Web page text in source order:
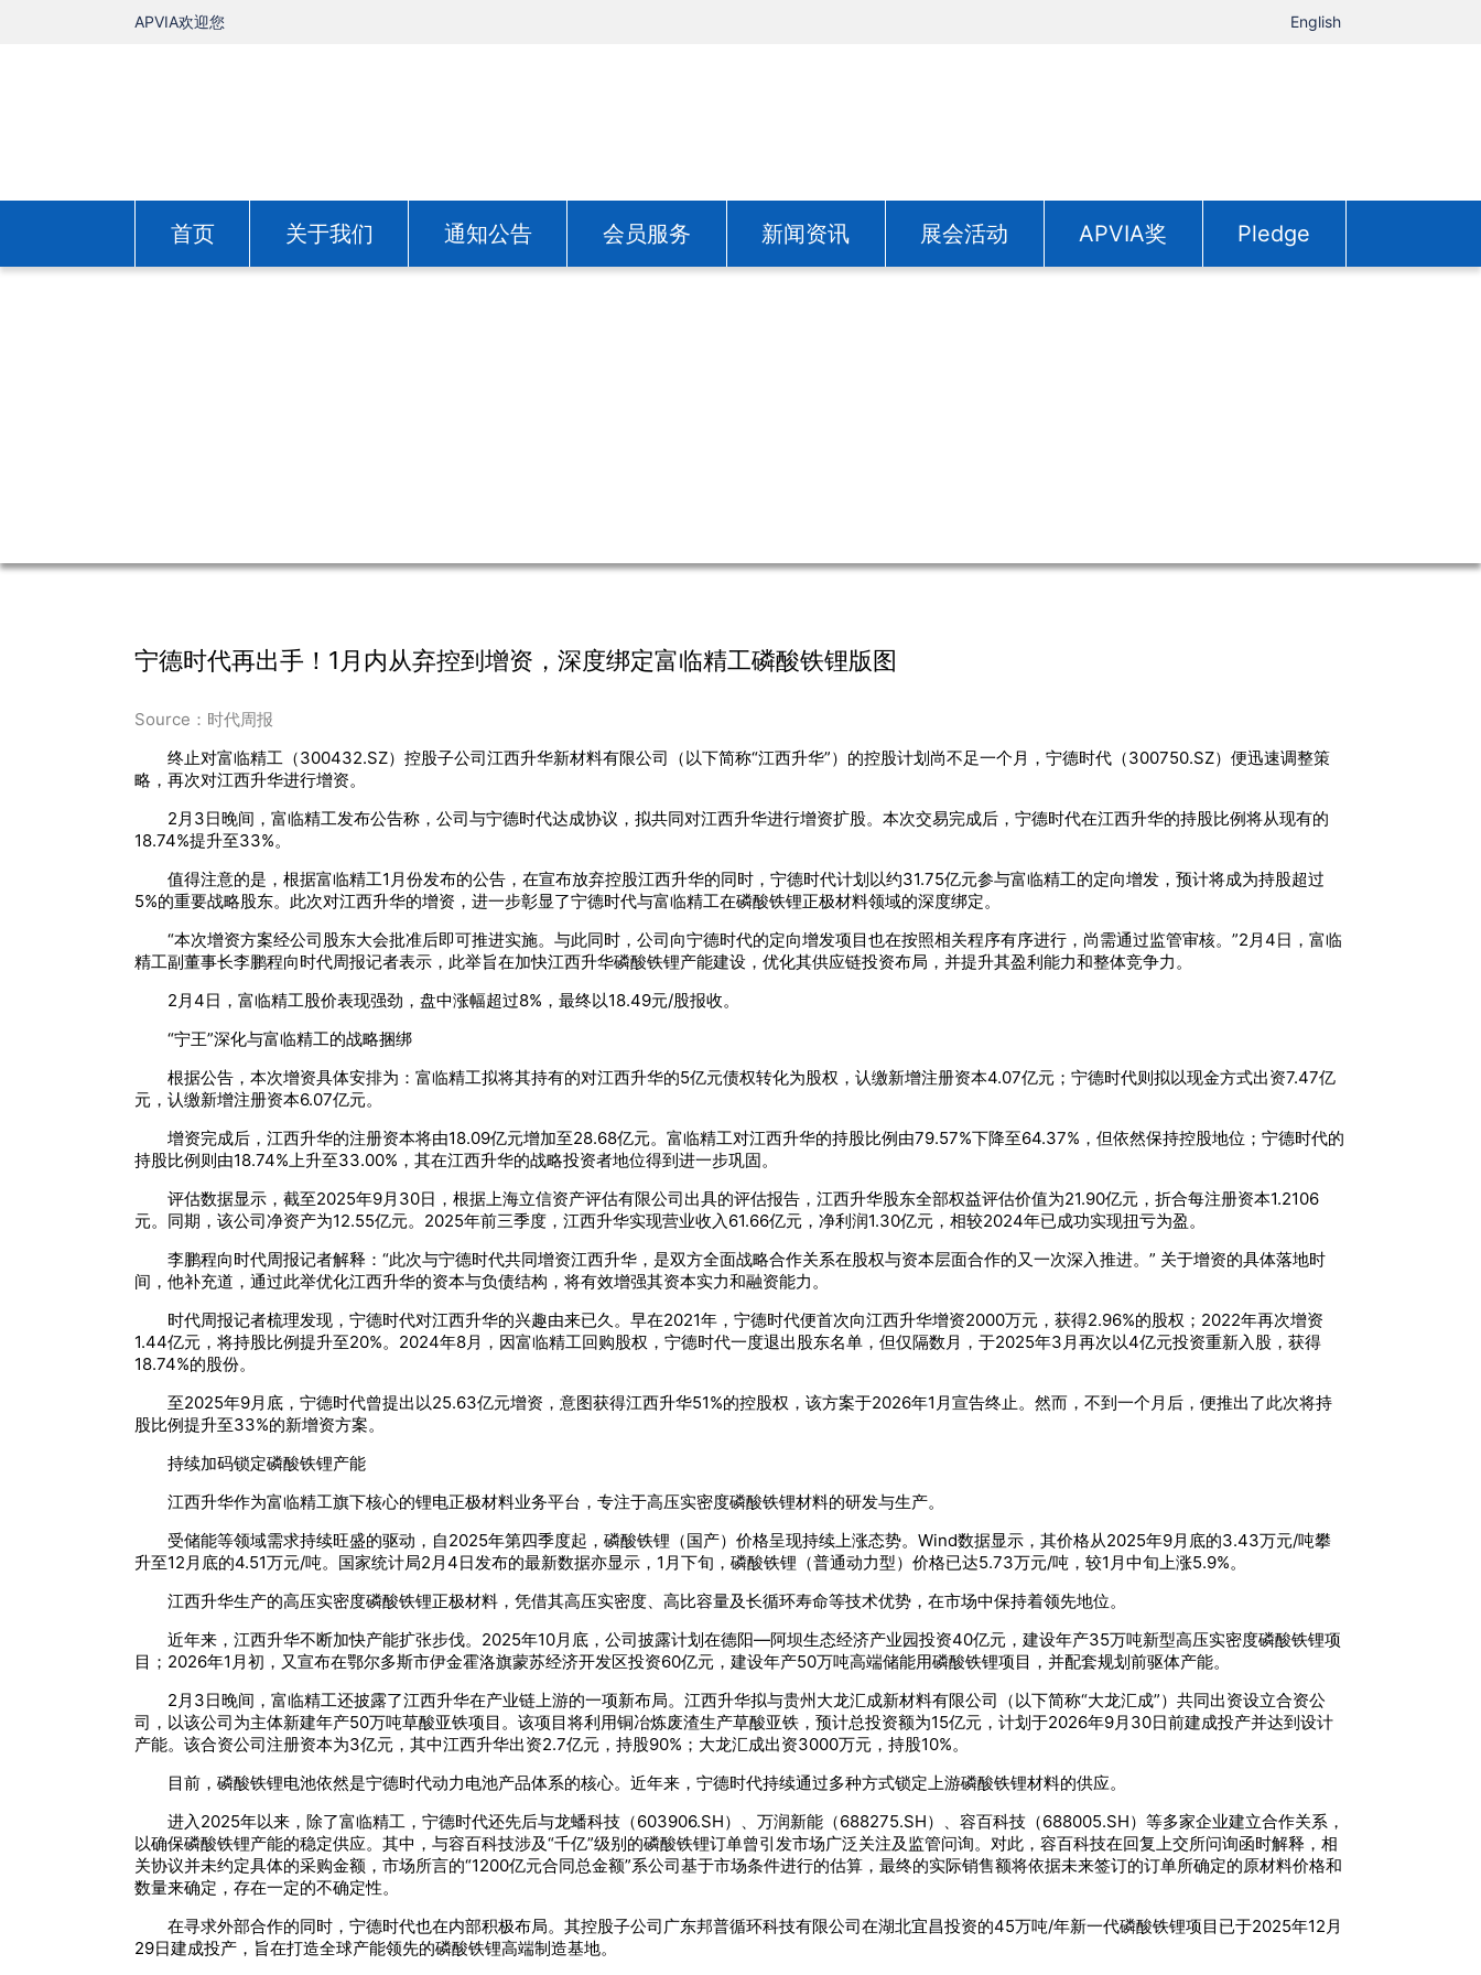
APVIA欢迎您 English
首页 关于我们 通知公告 会员服务 新闻资讯 展会活动 APVIA奖 Pledge
宁德时代再出手！1月内从弃控到增资，深度绑定富临精工磷酸铁锂版图
Source：时代周报
终止对富临精工（300432.SZ）控股子公司江西升华新材料有限公司（以下简称“江西升华”）的控股计划尚不足一个月，宁德时代（300750.SZ）便迅速调整策
略，再次对江西升华进行增资。
2月3日晚间，富临精工发布公告称，公司与宁德时代达成协议，拟共同对江西升华进行增资扩股。本次交易完成后，宁德时代在江西升华的持股比例将从现有的
18.74%提升至33%。
值得注意的是，根据富临精工1月份发布的公告，在宣布放弃控股江西升华的同时，宁德时代计划以约31.75亿元参与富临精工的定向增发，预计将成为持股超过
5%的重要战略股东。此次对江西升华的增资，进一步彰显了宁德时代与富临精工在磷酸铁锂正极材料领域的深度绑定。
“本次增资方案经公司股东大会批准后即可推进实施。与此同时，公司向宁德时代的定向增发项目也在按照相关程序有序进行，尚需通过监管审核。”2月4日，富临
精工副董事长李鹏程向时代周报记者表示，此举旨在加快江西升华磷酸铁锂产能建设，优化其供应链投资布局，并提升其盈利能力和整体竞争力。
2月4日，富临精工股价表现强劲，盘中涨幅超过8%，最终以18.49元/股报收。
“宁王”深化与富临精工的战略捆绑
根据公告，本次增资具体安排为：富临精工拟将其持有的对江西升华的5亿元债权转化为股权，认缴新增注册资本4.07亿元；宁德时代则拟以现金方式出资7.47亿
元，认缴新增注册资本6.07亿元。
增资完成后，江西升华的注册资本将由18.09亿元增加至28.68亿元。富临精工对江西升华的持股比例由79.57%下降至64.37%，但依然保持控股地位；宁德时代的
持股比例则由18.74%上升至33.00%，其在江西升华的战略投资者地位得到进一步巩固。
评估数据显示，截至2025年9月30日，根据上海立信资产评估有限公司出具的评估报告，江西升华股东全部权益评估价值为21.90亿元，折合每注册资本1.2106
元。同期，该公司净资产为12.55亿元。2025年前三季度，江西升华实现营业收入61.66亿元，净利润1.30亿元，相较2024年已成功实现扭亏为盈。
李鹏程向时代周报记者解释：“此次与宁德时代共同增资江西升华，是双方全面战略合作关系在股权与资本层面合作的又一次深入推进。” 关于增资的具体落地时
间，他补充道，通过此举优化江西升华的资本与负债结构，将有效增强其资本实力和融资能力。
时代周报记者梳理发现，宁德时代对江西升华的兴趣由来已久。早在2021年，宁德时代便首次向江西升华增资2000万元，获得2.96%的股权；2022年再次增资
1.44亿元，将持股比例提升至20%。2024年8月，因富临精工回购股权，宁德时代一度退出股东名单，但仅隔数月，于2025年3月再次以4亿元投资重新入股，获得
18.74%的股份。
至2025年9月底，宁德时代曾提出以25.63亿元增资，意图获得江西升华51%的控股权，该方案于2026年1月宣告终止。然而，不到一个月后，便推出了此次将持
股比例提升至33%的新增资方案。
持续加码锁定磷酸铁锂产能
江西升华作为富临精工旗下核心的锂电正极材料业务平台，专注于高压实密度磷酸铁锂材料的研发与生产。
受储能等领域需求持续旺盛的驱动，自2025年第四季度起，磷酸铁锂（国产）价格呈现持续上涨态势。Wind数据显示，其价格从2025年9月底的3.43万元/吨攀
升至12月底的4.51万元/吨。国家统计局2月4日发布的最新数据亦显示，1月下旬，磷酸铁锂（普通动力型）价格已达5.73万元/吨，较1月中旬上涨5.9%。
江西升华生产的高压实密度磷酸铁锂正极材料，凭借其高压实密度、高比容量及长循环寿命等技术优势，在市场中保持着领先地位。
近年来，江西升华不断加快产能扩张步伐。2025年10月底，公司披露计划在德阳—阿坝生态经济产业园投资40亿元，建设年产35万吨新型高压实密度磷酸铁锂项
目；2026年1月初，又宣布在鄂尔多斯市伊金霍洛旗蒙苏经济开发区投资60亿元，建设年产50万吨高端储能用磷酸铁锂项目，并配套规划前驱体产能。
2月3日晚间，富临精工还披露了江西升华在产业链上游的一项新布局。江西升华拟与贵州大龙汇成新材料有限公司（以下简称“大龙汇成”）共同出资设立合资公
司，以该公司为主体新建年产50万吨草酸亚铁项目。该项目将利用铜冶炼废渣生产草酸亚铁，预计总投资额为15亿元，计划于2026年9月30日前建成投产并达到设计
产能。该合资公司注册资本为3亿元，其中江西升华出资2.7亿元，持股90%；大龙汇成出资3000万元，持股10%。
目前，磷酸铁锂电池依然是宁德时代动力电池产品体系的核心。近年来，宁德时代持续通过多种方式锁定上游磷酸铁锂材料的供应。
进入2025年以来，除了富临精工，宁德时代还先后与龙蟠科技（603906.SH）、万润新能（688275.SH）、容百科技（688005.SH）等多家企业建立合作关系，
以确保磷酸铁锂产能的稳定供应。其中，与容百科技涉及“千亿”级别的磷酸铁锂订单曾引发市场广泛关注及监管问询。对此，容百科技在回复上交所问询函时解释，相
关协议并未约定具体的采购金额，市场所言的“1200亿元合同总金额”系公司基于市场条件进行的估算，最终的实际销售额将依据未来签订的订单所确定的原材料价格和
数量来确定，存在一定的不确定性。
在寻求外部合作的同时，宁德时代也在内部积极布局。其控股子公司广东邦普循环科技有限公司在湖北宜昌投资的45万吨/年新一代磷酸铁锂项目已于2025年12月
29日建成投产，旨在打造全球产能领先的磷酸铁锂高端制造基地。